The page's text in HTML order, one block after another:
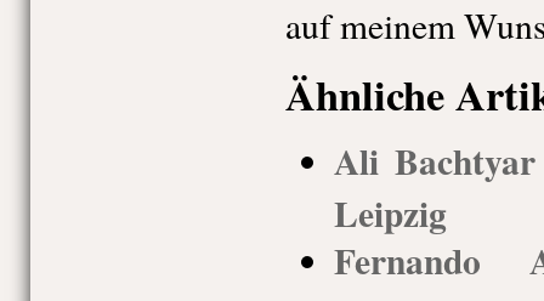
auf meinem
Ähnliche
Ali Bachtyar
Leipzig
Fernando